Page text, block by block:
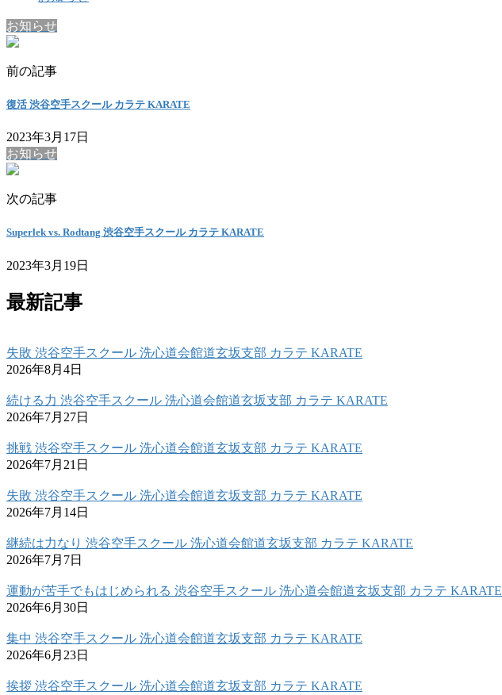
お知らせ
前の記事
復活 渋谷空手スクール カラテ KARATE
2023年3月17日
お知らせ
次の記事
Superlek vs. Rodtang 渋谷空手スクール カラテ KARATE
2023年3月19日
最新記事
失敗 渋谷空手スクール 洗心道会館道玄坂支部 カラテ KARATE
2026年8月4日
続ける力 渋谷空手スクール 洗心道会館道玄坂支部 カラテ KARATE
2026年7月27日
挑戦 渋谷空手スクール 洗心道会館道玄坂支部 カラテ KARATE
2026年7月21日
失敗 渋谷空手スクール 洗心道会館道玄坂支部 カラテ KARATE
2026年7月14日
継続は力なり 渋谷空手スクール 洗心道会館道玄坂支部 カラテ KARATE
2026年7月7日
運動が苦手でもはじめられる 渋谷空手スクール 洗心道会館道玄坂支部 カラテ KARATE
2026年6月30日
集中 渋谷空手スクール 洗心道会館道玄坂支部 カラテ KARATE
2026年6月23日
挨拶 渋谷空手スクール 洗心道会館道玄坂支部 カラテ KARATE